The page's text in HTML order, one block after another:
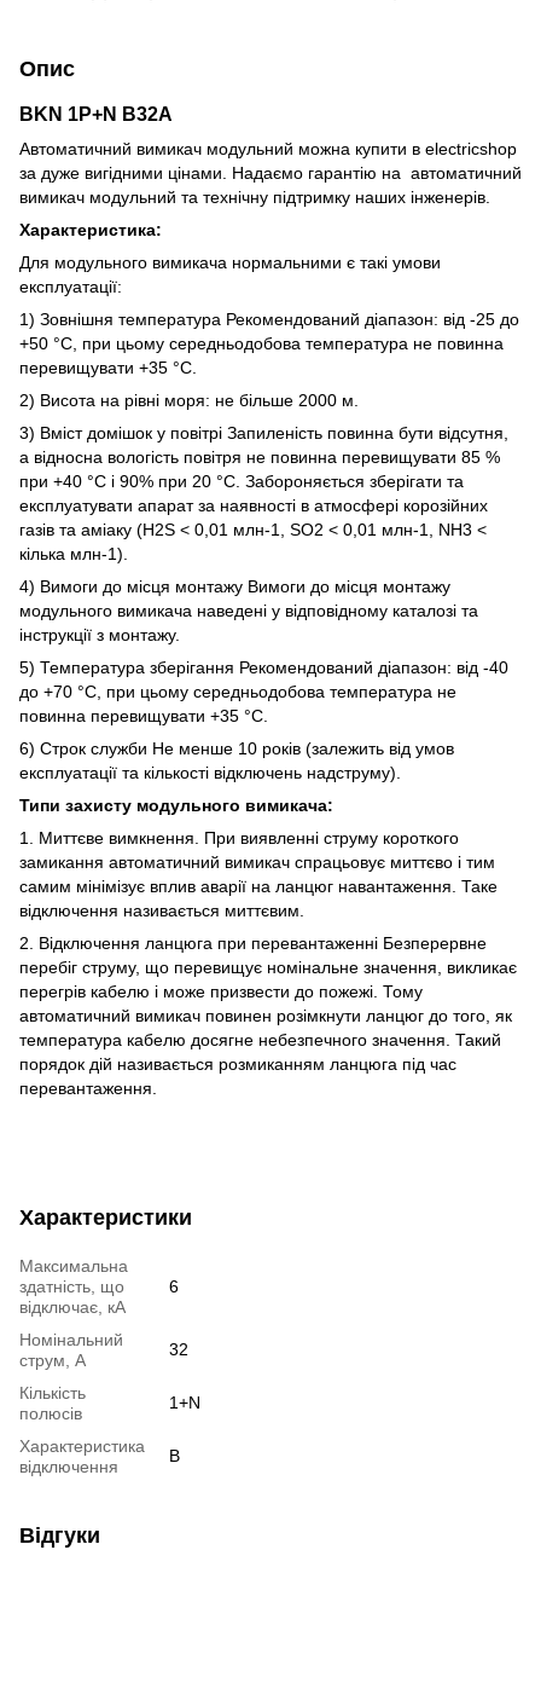
Опис
BKN 1P+N B32A
Автоматичний вимикач модульний можна купити в electricshop
за дуже вигідними цінами. Надаємо гарантію на автоматичний
вимикач модульний та технічну підтримку наших інженерів.
Характеристика:
Для модульного вимикача нормальними є такі умови
експлуатації:
1) Зовнішня температура Рекомендований діапазон: від -25 до
+50 °C, при цьому середньодобова температура не повинна
перевищувати +35 °C.
2) Висота на рівні моря: не більше 2000 м.
3) Вміст домішок у повітрі Запиленість повинна бути відсутня,
а відносна вологість повітря не повинна перевищувати 85 %
при +40 °C і 90% при 20 °C. Забороняється зберігати та
експлуатувати апарат за наявності в атмосфері корозійних
газів та аміаку (H2S < 0,01 млн-1, SO2 < 0,01 млн-1, NH3 <
кілька млн-1).
4) Вимоги до місця монтажу Вимоги до місця монтажу
модульного вимикача наведені у відповідному каталозі та
інструкції з монтажу.
5) Температура зберігання Рекомендований діапазон: від -40
до +70 °C, при цьому середньодобова температура не
повинна перевищувати +35 °C.
6) Строк служби Не менше 10 років (залежить від умов
експлуатації та кількості відключень надструму).
Типи захисту модульного вимикача:
1. Миттєве вимкнення. При виявленні струму короткого
замикання автоматичний вимикач спрацьовує миттєво і тим
самим мінімізує вплив аварії на ланцюг навантаження. Таке
відключення називається миттєвим.
2. Відключення ланцюга при перевантаженні Безперервне
перебіг струму, що перевищує номінальне значення, викликає
перегрів кабелю і може призвести до пожежі. Тому
автоматичний вимикач повинен розімкнути ланцюг до того, як
температура кабелю досягне небезпечного значення. Такий
порядок дій називається розмиканням ланцюга під час
перевантаження.
Характеристики
Максимальна
здатність, що
відключає, кА
6
Номінальний
струм, А
32
Кількість
полюсів
1+N
Характеристика
відключення
B
Відгуки